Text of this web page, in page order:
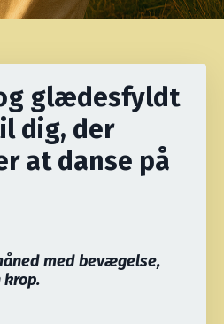
glædesfyldt
dig, der
at danse på
med bevægelse,